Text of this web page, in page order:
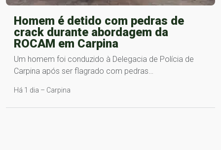
Homem é detido com pedras de
crack durante abordagem da
ROCAM em Carpina
Um homem foi conduzido à Delegacia de Polícia de
Carpina após ser flagrado com pedras…
Há 1 dia – Carpina